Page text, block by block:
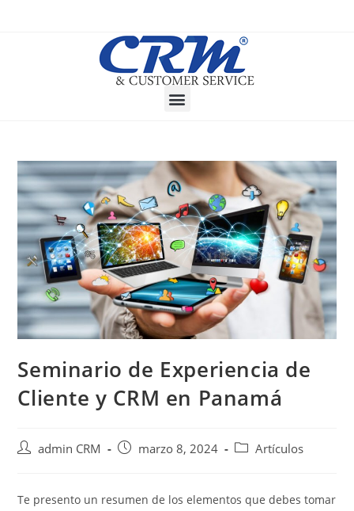
Seminario de Experiencia de
Cliente y CRM en Panamá
admin CRM marzo 8, 2024 Artículos
Te presento un resumen de los elementos que debes tomar